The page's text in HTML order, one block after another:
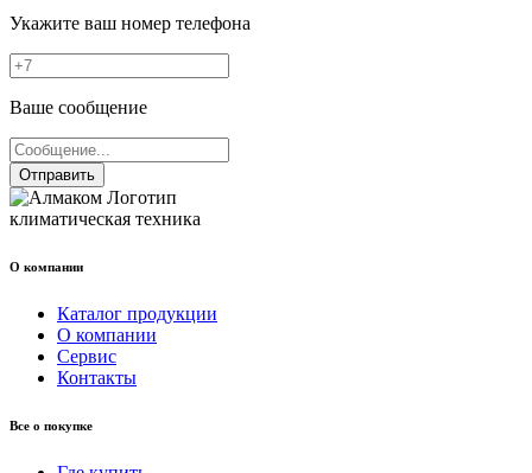
Укажите ваш номер телефона
Ваше сообщение
Отправить
климатическая техника
О компании
Каталог продукции
О компании
Сервис
Контакты
Все о покупке